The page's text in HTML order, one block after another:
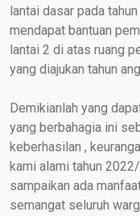
lantai dasar pada
mendapat bantuan
lantai 2 di atas ruang
yang diajukan tahun
Demikianlah yang
yang berbahagia ini
keberhasilan ,
kami alami tahun
sampaikan ada
semangat seluruh